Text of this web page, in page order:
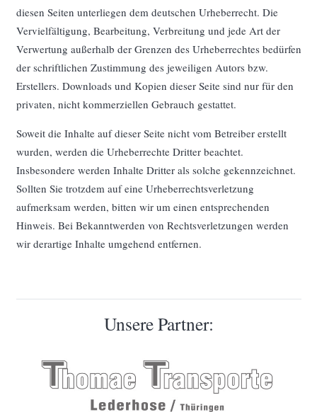
diesen Seiten unterliegen dem deutschen Urheberrecht. Die
Vervielfältigung, Bearbeitung, Verbreitung und jede Art der
Verwertung außerhalb der Grenzen des Urheberrechtes bedürfen
der schriftlichen Zustimmung des jeweiligen Autors bzw.
Erstellers. Downloads und Kopien dieser Seite sind nur für den
privaten, nicht kommerziellen Gebrauch gestattet.
Soweit die Inhalte auf dieser Seite nicht vom Betreiber erstellt
wurden, werden die Urheberrechte Dritter beachtet.
Insbesondere werden Inhalte Dritter als solche gekennzeichnet.
Sollten Sie trotzdem auf eine Urheberrechtsverletzung
aufmerksam werden, bitten wir um einen entsprechenden
Hinweis. Bei Bekanntwerden von Rechtsverletzungen werden
wir derartige Inhalte umgehend entfernen.
Unsere Partner: